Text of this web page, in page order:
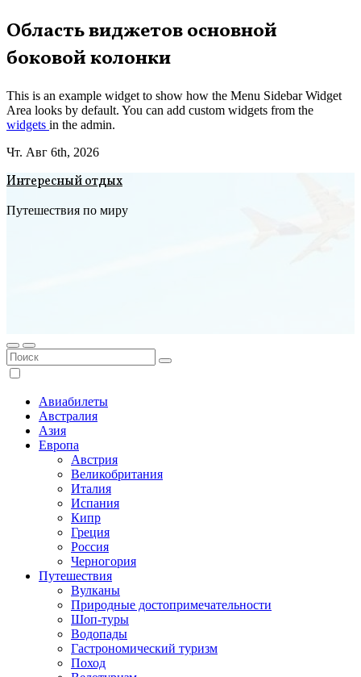
Перейти
к
содержимому
Область виджетов основной
боковой колонки
This is an example widget to show how the Menu Sidebar Widget
Area looks by default. You can add custom widgets from the
widgets in the admin.
Чт. Авг 6th, 2026
Интересный отдых
Путешествия по миру
Авиабилеты
Австралия
Азия
Европа
Австрия
Великобритания
Италия
Испания
Кипр
Греция
Россия
Черногория
Путешествия
Вулканы
Природные достопримечательности
Шоп-туры
Водопады
Гастрономический туризм
Поход